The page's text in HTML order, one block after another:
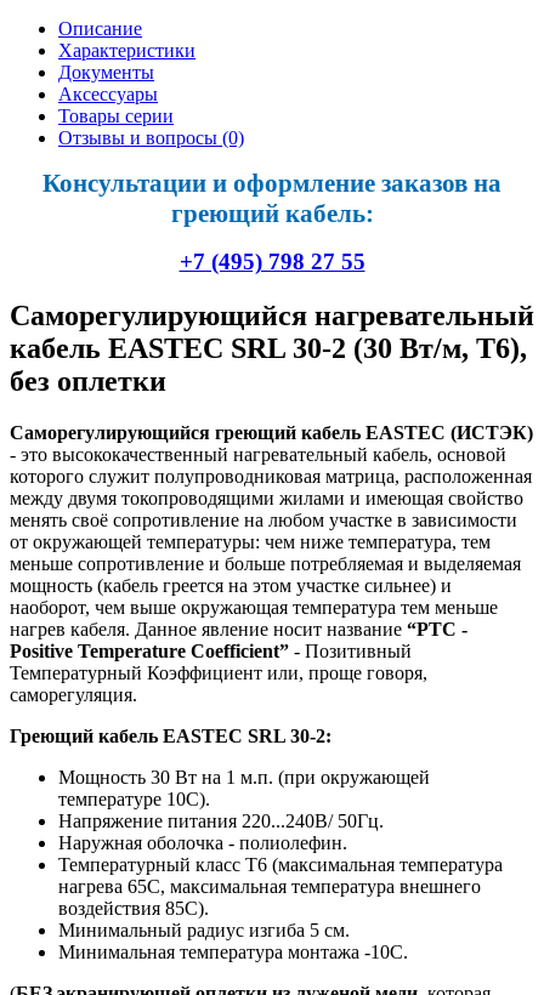
Описание
Характеристики
Документы
Аксессуары
Товары серии
Отзывы и вопросы (0)
Консультации и оформление заказов на
греющий кабель:
+7 (495) 798 27 55
Саморегулирующийся нагревательный
кабель EASTEC SRL 30-2 (30 Вт/м, Т6),
без оплетки
Саморегулирующийся греющий кабель EASTEC (ИСТЭК)
- это высококачественный нагревательный кабель, основой
которого служит полупроводниковая матрица, расположенная
между двумя токопроводящими жилами и имеющая свойство
менять своё сопротивление на любом участке в зависимости
от окружающей температуры: чем ниже температура, тем
меньше сопротивление и больше потребляемая и выделяемая
мощность (кабель греется на этом участке сильнее) и
наоборот, чем выше окружающая температура тем меньше
нагрев кабеля. Данное явление носит название “РТС -
Positive Temperature Coefficient” - Позитивный
Температурный Коэффициент или, проще говоря,
саморегуляция.
Греющий кабель EASTEC SRL 30-2:
Мощность 30 Вт на 1 м.п. (при окружающей
температуре 10С).
Напряжение питания 220...240В/ 50Гц.
Наружная оболочка - полиолефин.
Температурный класс Т6 (максимальная температура
нагрева 65С, максимальная температура внешнего
воздействия 85С).
Минимальный радиус изгиба 5 см.
Минимальная температура монтажа -10С.